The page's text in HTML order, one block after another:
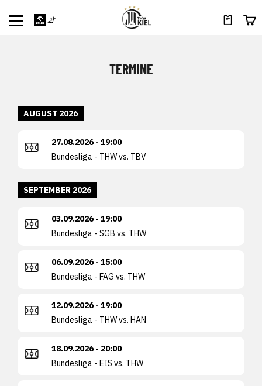
TERMINE
AUGUST 2026
27.08.2026 - 19:00
Bundesliga - THW vs. TBV
SEPTEMBER 2026
03.09.2026 - 19:00
Bundesliga - SGB vs. THW
06.09.2026 - 15:00
Bundesliga - FAG vs. THW
12.09.2026 - 19:00
Bundesliga - THW vs. HAN
18.09.2026 - 20:00
Bundesliga - EIS vs. THW